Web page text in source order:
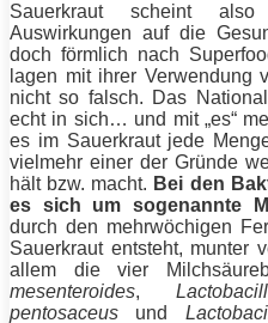
Sauerkraut scheint
Auswirkungen auf die
doch förmlich nach
lagen mit ihrer Verwendung
nicht so falsch. Das
echt in sich… und mit „es“
es im Sauerkraut jede
vielmehr einer der Gründe
hält bzw. macht. Bei den
es sich um sogenannte
durch den mehrwöchigen
Sauerkraut entsteht, munter
allem die vier
mesenteroides,
pentosaceus und